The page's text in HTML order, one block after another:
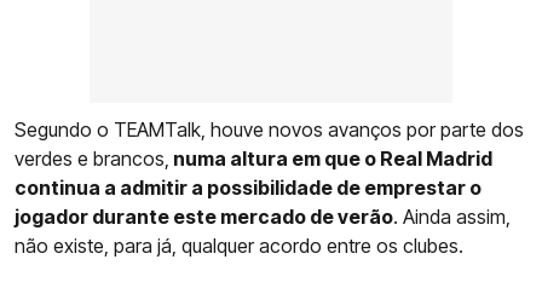
Segundo o TEAMTalk, houve novos avanços por parte dos
verdes e brancos, numa altura em que o Real Madrid
continua a admitir a possibilidade de emprestar o
jogador durante este mercado de verão. Ainda assim,
não existe, para já, qualquer acordo entre os clubes.